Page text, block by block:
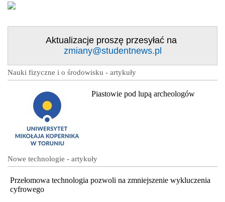
Aktualizacje proszę przesyłać na
zmiany@studentnews.pl
Nauki fizyczne i o środowisku - artykuły
Piastowie pod lupą archeologów
Nowe technologie - artykuły
Przełomowa technologia pozwoli na zmniejszenie wykluczenia
cyfrowego